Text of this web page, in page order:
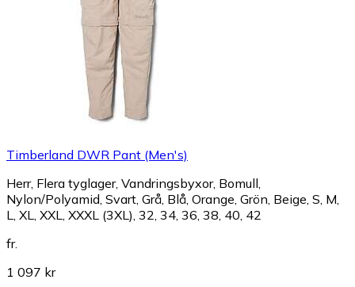
Timberland DWR Pant (Men's)
Herr, Flera tyglager, Vandringsbyxor, Bomull,
Nylon/Polyamid, Svart, Grå, Blå, Orange, Grön, Beige, S, M,
L, XL, XXL, XXXL (3XL), 32, 34, 36, 38, 40, 42
fr.
1 097 kr